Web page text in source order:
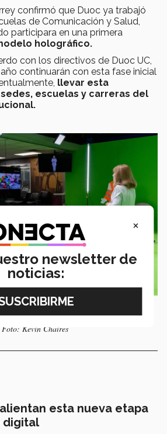
confirmó que Duoc ya trabajó
de Comunicación y Salud,
participara en una primera
holográfico.
con los directivos de Duoc UC,
continuarán con esta fase inicial
llevar esta
escuelas y carreras del
esta tecnología a una institución
Kevin Chaires
esta nueva etapa
digital
×
newsletter de
noticias: